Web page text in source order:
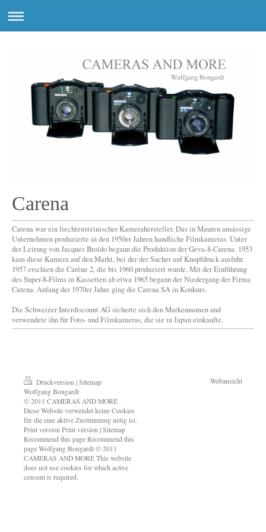
Carena
Carena war ein liechtensteinischer Kamerahersteller. Das in Mauren ansässige
Unternehmen produzierte in den 1950er Jahren handliche Filmkameras. Unter
der Leitung von Jacques Broïdo begann die Produktion der Geva-8-Carena. 1953
kam diese Kamera auf den Markt, bei der der Sucher auf Knopfdruck ausfuhr.
1957 erschien die Carène 2, die bis 1960 produziert wurde. Mit der Einführung
des Super-8-Films in Kassetten ab etwa 1965 begann der Niedergang der Firma
Carena. Anfang der 1970er Jahre ging die Carena SA in Konkurs.
Die Schweizer Interdiscount AG sicherte sich den Markennamen und
verwendete ihn für Foto- und Filmkameras, die sie in Japan einkaufte.
Druckversion | Sitemap
Wolfgang Bongardt
© 2011 CAMERAS AND MORE
Diese Website verwendet keine Cookies
für die eine aktive Zustimmung nötig ist.
Print version Print version | Sitemap
Recommend this page Recommend this
page Wolfgang Bongardt © 2011
CAMERAS AND MORE This website
does not use cookies for which active
consent is required.
Webansicht